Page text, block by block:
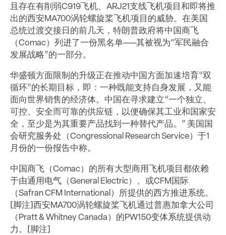
且存在有削弱C919飞机、ARJ21支线飞机项目和即将推
出的西安MA700涡轮螺旋桨飞机项目的威胁。在美国
总统过渡交接日的前几天，特朗普政府将中国商飞
（Comac）列进了一份黑名单——其被视为“军民融合
发展战略”的一部分。
华盛顿方面限制的升级正在推动中国方面加速培育“双
循环”的长期目标，即：一种既能支持自身发展，又能
面向世界销售的经济体。中国在寻求建立“一个独立、
可控、安全而可靠的供应链，以便确保其工业和国家安
全，至少是为其重要产品找到一种替代产品。” 美国国
会研究服务处（Congressional Research Service）于1
月份的一份报告中称。
中国商飞（Comac）的所有大型商用飞机项目都依赖
于由通用电气（General Electric）、或CFM国际
（Safran CFM International）所提供的西方推进系统。
[脚注]西安MA700涡轮螺旋桨飞机通过普惠加拿大公司
（Pratt & Whitney Canada）的PW150变体系统提供动
力。[脚注]